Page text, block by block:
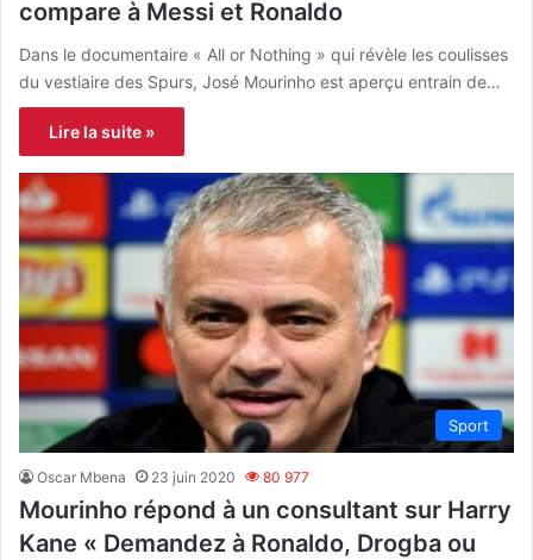
compare à Messi et Ronaldo
Dans le documentaire « All or Nothing » qui révèle les coulisses
du vestiaire des Spurs, José Mourinho est aperçu entrain de…
Lire la suite »
Sport
Oscar Mbena 23 juin 2020 80 977
Mourinho répond à un consultant sur Harry
Kane « Demandez à Ronaldo, Drogba ou